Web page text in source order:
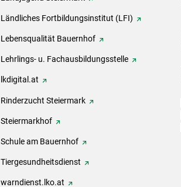
Ländliches Fortbildungsinstitut (LFI)
Lebensqualität Bauernhof
Lehrlings- u. Fachausbildungsstelle
lkdigital.at
Rinderzucht Steiermark
Steiermarkhof
Schule am Bauernhof
Tiergesundheitsdienst
warndienst.lko.at